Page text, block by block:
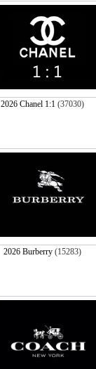
2026 Chanel 1:1(37030)
2026 Burberry(15283)